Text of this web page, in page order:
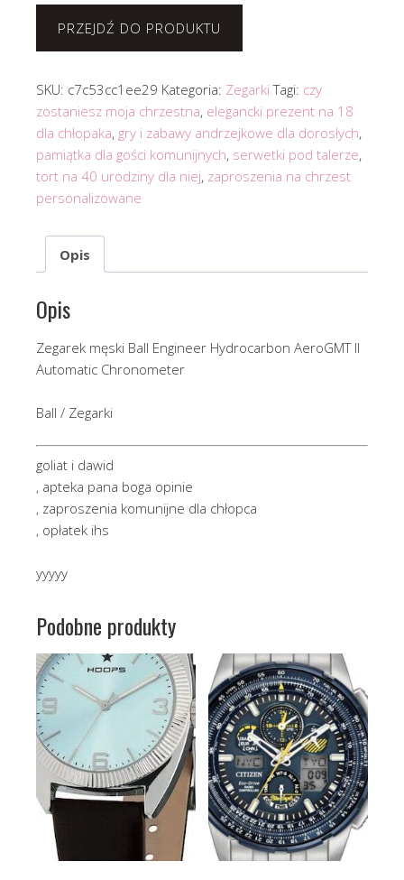
PRZEJDŹ DO PRODUKTU
SKU: c7c53cc1ee29 Kategoria: Zegarki Tagi: czy
zostaniesz moja chrzestna, elegancki prezent na 18
dla chłopaka, gry i zabawy andrzejkowe dla dorosłych,
pamiątka dla gości komunijnych, serwetki pod talerze,
tort na 40 urodziny dla niej, zaproszenia na chrzest
personalizowane
Opis
Opis
Zegarek męski Ball Engineer Hydrocarbon AeroGMT II
Automatic Chronometer
Ball / Zegarki
goliat i dawid
, apteka pana boga opinie
, zaproszenia komunijne dla chłopca
, opłatek ihs
yyyyy
Podobne produkty